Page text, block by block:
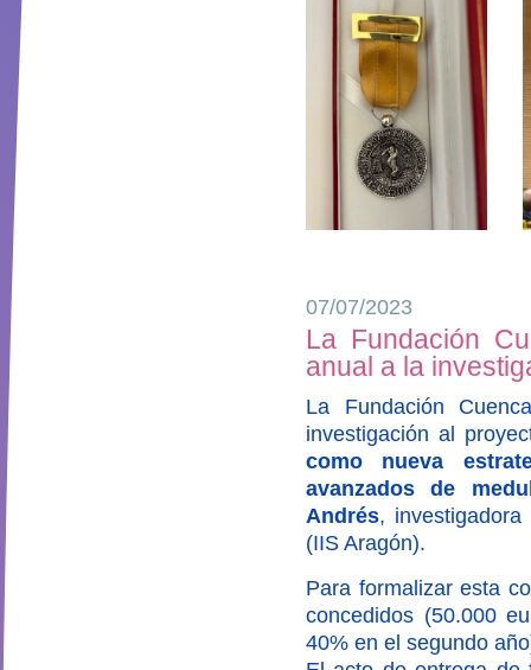
07/07/2023
La Fundación
anual a la
La Fundación
investigación al
como nueva
avanzados de
Andrés,
(IIS Aragón).
Para formalizar esta
concedidos (50.000
40% en el segundo